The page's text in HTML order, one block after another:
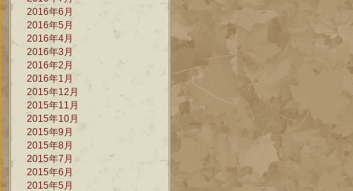
2016年6月
2016年5月
2016年4月
2016年3月
2016年2月
2016年1月
2015年12月
2015年11月
2015年10月
2015年9月
2015年8月
2015年7月
2015年6月
2015年5月